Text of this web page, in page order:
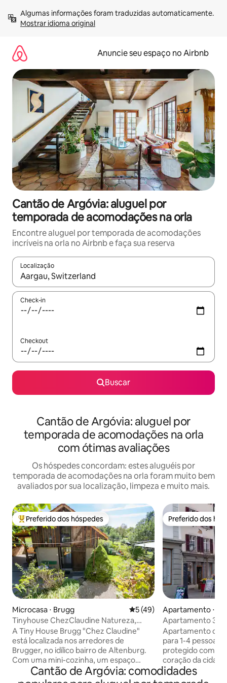
para
Mostrar idioma original
Anuncie seu espaço no Airbnb
Cantão de Argóvia: aluguel por
temporada de acomodações na orla
Encontre aluguel por temporada de acomodações
incríveis na orla no Airbnb e faça sua reserva
Localização
Quando os resultados estiverem disponíveis, explore-os
Check-in
Checkout
Buscar
Cantão de Argóvia: aluguel por
temporada de acomodações na orla
com ótimas avaliações
Os hóspedes concordam: estes aluguéis por
temporada de acomodações na orla foram muito bem
avaliados por sua localização, limpeza e muito mais.
Entre os melhores preferidos dos hóspedes
Preferido dos hóspedes
Microcasa ⋅ Brugg 5 de uma avaliação média
5 (49)
Tinyhouse ChezClaudine Natureza,
Relaxamento, Jardim, Aare
A Tiny House Brugg "Chez Claudine"
está localizada nos arredores de
Brugger, no idílico bairro de Altenburg.
Com uma mini-cozinha, um espaço
aconchegante para dormir e trabalhar
na galeria com vista, um assento no
Preferido dos
Preferido dos
Apartamento ⋅
Apartamento 3
Suíça
Apartamento
para 1-4 pessoas
protegido como
coração da
com vista para a
minutos a pé da
Cantão de Argóvia: comodidades